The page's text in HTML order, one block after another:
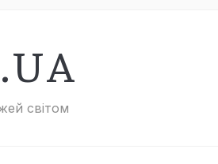
світом